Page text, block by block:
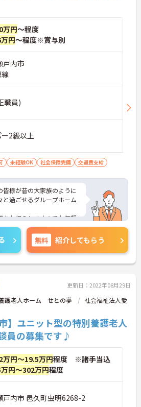
万円～程度
円～程度※賞与別
戸内市
線
職員)
2級以上
未経験OK 社会保険完備 交通費支給
様が昔の大家族のように
と過ごせるグループホーム
をお伝えしますのでお気軽
！
無料 紹介してもらう
更新日：2022年08月29日
護老人ホーム せとの夢
社会福祉法人愛
】ユニット型の特別養護老人
員の募集です♪
万円～19.5万円程度 ※諸手当込
円～302万円程度
戸内市 邑久町虫明6268-2